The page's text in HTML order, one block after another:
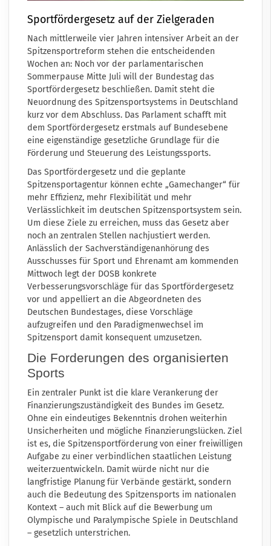
Sportfördergesetz auf der Zielgeraden
Nach mittlerweile vier Jahren intensiver Arbeit an der
Spitzensportreform stehen die entscheidenden
Wochen an: Noch vor der parlamentarischen
Sommerpause Mitte Juli will der Bundestag das
Sportfördergesetz beschließen. Damit steht die
Neuordnung des Spitzensportsystems in Deutschland
kurz vor dem Abschluss. Das Parlament schafft mit
dem Sportfördergesetz erstmals auf Bundesebene
eine eigenständige gesetzliche Grundlage für die
Förderung und Steuerung des Leistungssports.
Das Sportfördergesetz und die geplante
Spitzensportagentur können echte „Gamechanger“ für
mehr Effizienz, mehr Flexibilität und mehr
Verlässlichkeit im deutschen Spitzensportsystem sein.
Um diese Ziele zu erreichen, muss das Gesetz aber
noch an zentralen Stellen nachjustiert werden.
Anlässlich der Sachverständigenanhörung des
Ausschusses für Sport und Ehrenamt am kommenden
Mittwoch legt der DOSB konkrete
Verbesserungsvorschläge für das Sportfördergesetz
vor und appelliert an die Abgeordneten des
Deutschen Bundestages, diese Vorschläge
aufzugreifen und den Paradigmenwechsel im
Spitzensport damit konsequent umzusetzen.
Die Forderungen des organisierten
Sports
Ein zentraler Punkt ist die klare Verankerung der
Finanzierungszuständigkeit des Bundes im Gesetz.
Ohne ein eindeutiges Bekenntnis drohen weiterhin
Unsicherheiten und mögliche Finanzierungslücken. Ziel
ist es, die Spitzensportförderung von einer freiwilligen
Aufgabe zu einer verbindlichen staatlichen Leistung
weiterzuentwickeln. Damit würde nicht nur die
langfristige Planung für Verbände gestärkt, sondern
auch die Bedeutung des Spitzensports im nationalen
Kontext – auch mit Blick auf die Bewerbung um
Olympische und Paralympische Spiele in Deutschland
– gesetzlich unterstrichen.